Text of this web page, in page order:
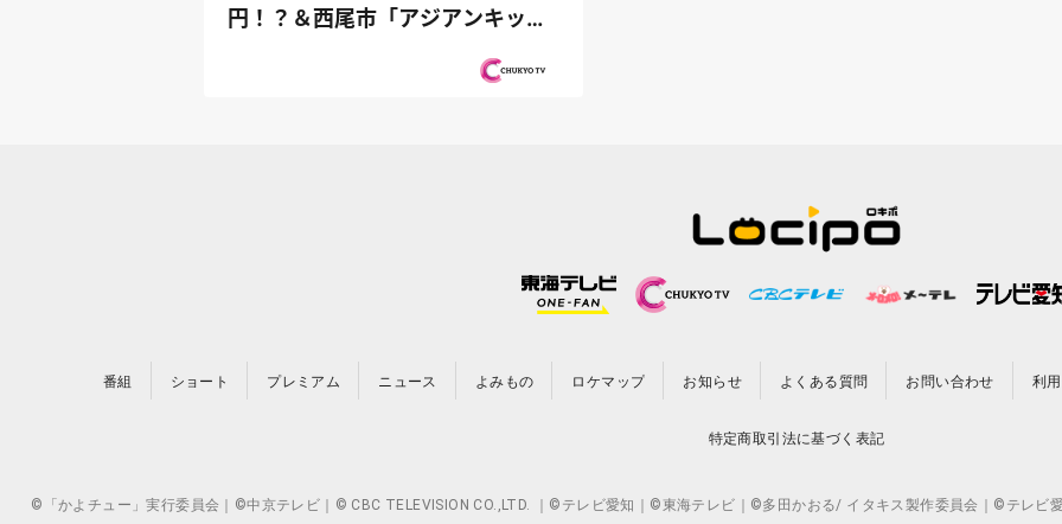
円！？＆西尾市「アジアンキッチ
番組 ショート プレミアム ニュース よみもの ロケマップ お知らせ よくある質問 お問い合わせ 利
特定商取引法に基づく表記
©「かよチュー」実行委員会｜©中京テレビ｜© CBC TELEVISION CO.,LTD. ｜©テレビ愛知｜©東海テレビ｜©多田かおる/ イタキス製作委員会｜©テレビ